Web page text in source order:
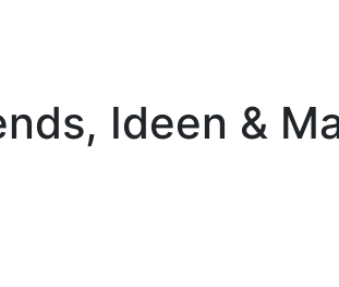
Ideen &